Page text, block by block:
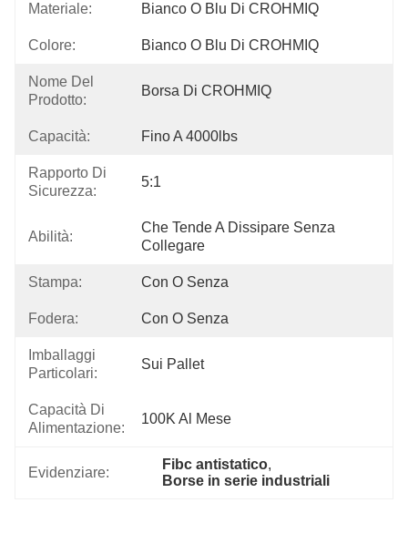
Materiale: Bianco O Blu Di CROHMIQ
Colore: Bianco O Blu Di CROHMIQ
Nome Del
Prodotto:
Borsa Di CROHMIQ
Capacità: Fino A 4000lbs
Rapporto Di
Sicurezza:
5:1
Abilità:
Che Tende A Dissipare Senza
Collegare
Stampa: Con O Senza
Fodera: Con O Senza
Imballaggi
Particolari:
Sui Pallet
Capacità Di
Alimentazione:
100K Al Mese
Evidenziare:
Fibc antistatico,
Borse in serie industriali